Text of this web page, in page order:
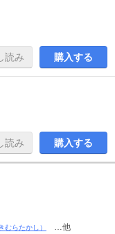
読み 購入する
読み 購入する
むらたかし）
…他